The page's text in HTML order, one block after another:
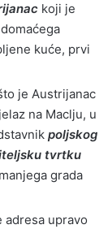
koji je
kuće, prvi
je Austrijanac
na Maclju, u
poljskog
tvrtku
grada
adresa upravo